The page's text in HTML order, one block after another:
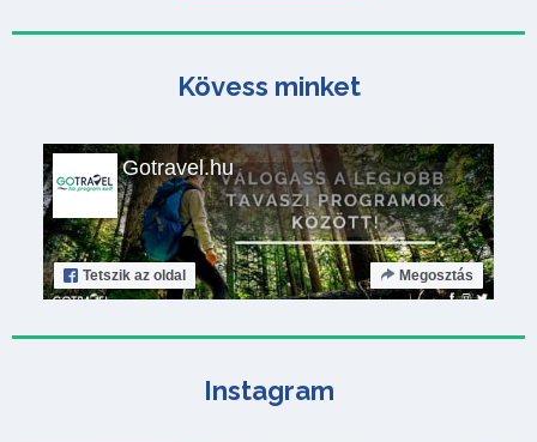
Kövess minket
Gotravel.hu
Tetszik az oldal Megosztás
Instagram